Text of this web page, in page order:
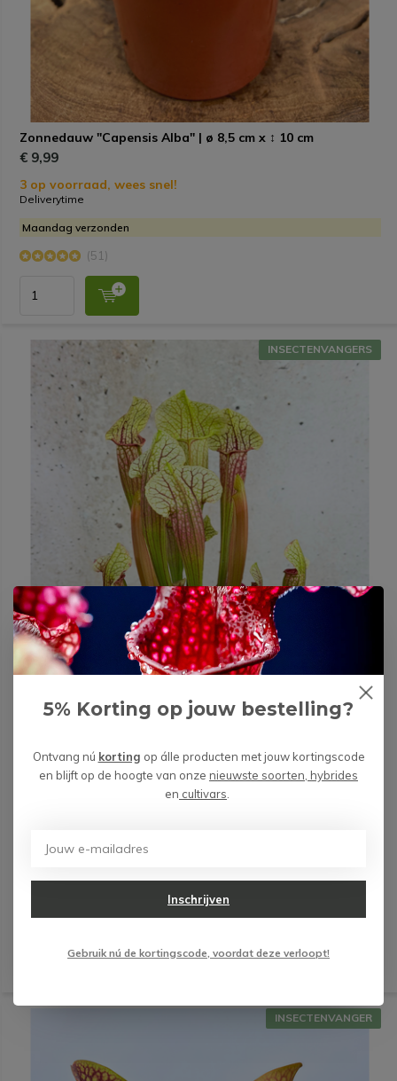
Zonnedauw "Capensis Alba" | ø 8,5 cm x ↕ 10 cm
€ 9,99
3 op voorraad, wees snel!
Deliverytime
Maandag verzonden
(51)
INSECTENVANGERS
2 op voorraad, wees snel!
INSECTENVANGER
5% Korting op jouw bestelling?
Ontvang nú korting op álle producten met jouw kortingscode
en blijft op de hoogte van onze nieuwste soorten, hybrides
en cultivars
Inschrijven
Gebruik nú de kortingscode, voordat deze verloopt!